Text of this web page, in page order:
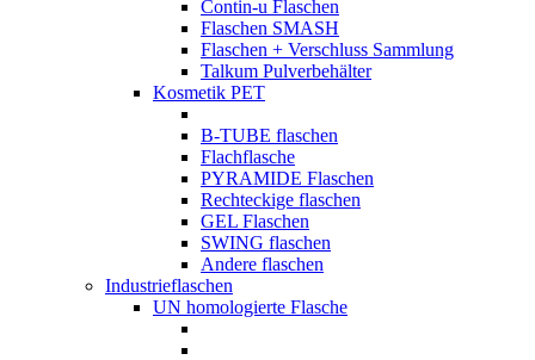
Contin-u Flaschen
Flaschen SMASH
Flaschen + Verschluss Sammlung
Talkum Pulverbehälter
Kosmetik PET
B-TUBE flaschen
Flachflasche
PYRAMIDE Flaschen
Rechteckige flaschen
GEL Flaschen
SWING flaschen
Andere flaschen
Industrieflaschen
UN homologierte Flasche